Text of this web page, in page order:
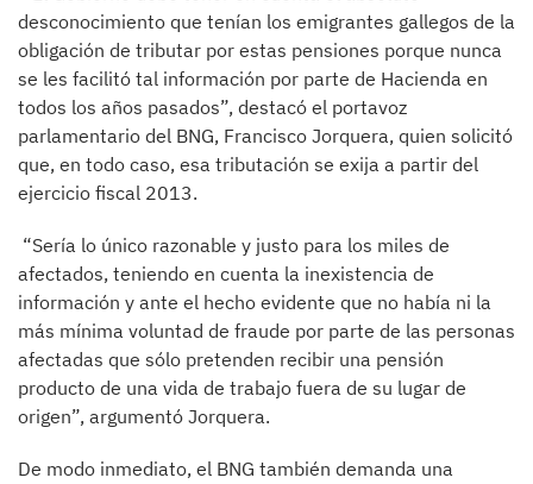
desconocimiento que tenían los emigrantes gallegos de la
obligación de tributar por estas pensiones porque nunca
se les facilitó tal información por parte de Hacienda en
todos los años pasados”, destacó el portavoz
parlamentario del BNG, Francisco Jorquera, quien solicitó
que, en todo caso, esa tributación se exija a partir del
ejercicio fiscal 2013.
“Sería lo único razonable y justo para los miles de
afectados, teniendo en cuenta la inexistencia de
información y ante el hecho evidente que no había ni la
más mínima voluntad de fraude por parte de las personas
afectadas que sólo pretenden recibir una pensión
producto de una vida de trabajo fuera de su lugar de
origen”, argumentó Jorquera.
De modo inmediato, el BNG también demanda una